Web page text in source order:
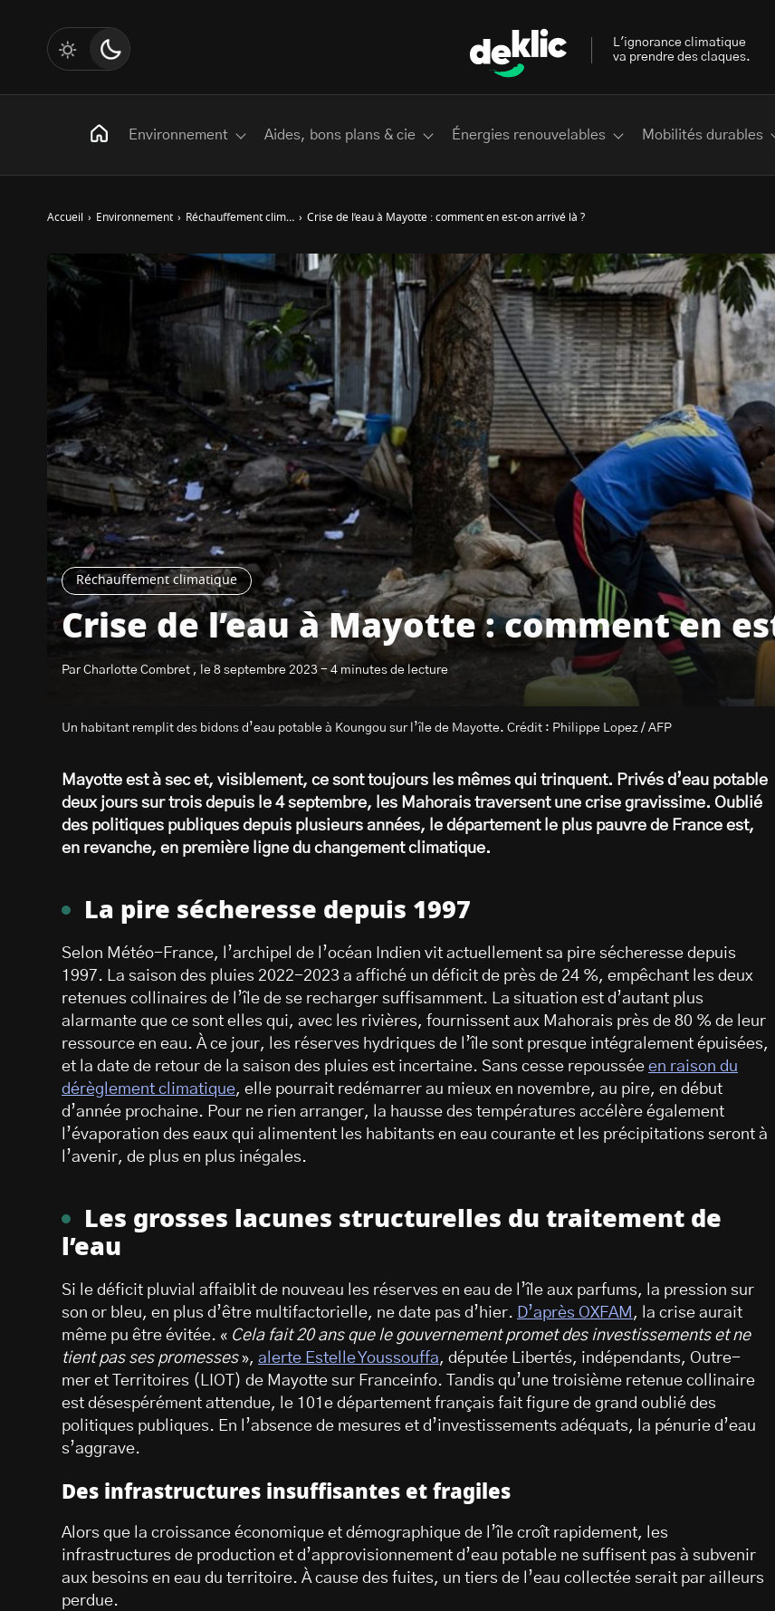
Réchauffement climatique
Crise de l’eau à Mayotte : comment en
Par Charlotte Combret , le 8 septembre 2023 - 4 minutes de lecture
Un habitant remplit des bidons d’eau potable à Koungou sur l’île de Mayotte. Crédit : Philippe Lopez / AFP
Accueil › Environnement › Réchauffement climatique › Crise de l’eau à Mayotte : comment en est-on arrivé là ?
Mayotte est à sec et, visiblement, ce sont toujours les mêmes qui trinquent. Privés d’eau potable
deux jours sur trois depuis le 4 septembre, les Mahorais traversent une crise gravissime. Oublié
des politiques publiques depuis plusieurs années, le département le plus pauvre de France est,
en revanche, en première ligne du changement climatique.
La pire sécheresse depuis 1997
Selon Météo-France, l’archipel de l’océan Indien vit actuellement sa pire sécheresse depuis
1997. La saison des pluies 2022-2023 a affiché un déficit de près de 24 %, empêchant les deux
retenues collinaires de l’île de se recharger suffisamment. La situation est d’autant plus
alarmante que ce sont elles qui, avec les rivières, fournissent aux Mahorais près de 80 % de leur
ressource en eau. À ce jour, les réserves hydriques de l’île sont presque intégralement épuisées,
et la date de retour de la saison des pluies est incertaine. Sans cesse repoussée en raison du
dérèglement climatique, elle pourrait redémarrer au mieux en novembre, au pire, en début
d’année prochaine. Pour ne rien arranger, la hausse des températures accélère également
l’évaporation des eaux qui alimentent les habitants en eau courante et les précipitations seront à
l’avenir, de plus en plus inégales.
Les grosses lacunes structurelles du traitement de
l’eau
Si le déficit pluvial affaiblit de nouveau les réserves en eau de l’île aux parfums, la pression sur
son or bleu, en plus d’être multifactorielle, ne date pas d’hier. D’après OXFAM , la crise aurait
même pu être évitée. « Cela fait 20 ans que le gouvernement promet des investissements et ne
tient pas ses promesses», alerte Estelle Youssouffa, députée Libertés, indépendants, Outre-
mer et Territoires (LIOT) de Mayotte sur Franceinfo. Tandis qu’une troisième retenue collinaire
est désespérément attendue, le 101e département français fait figure de grand oublié des
politiques publiques. En l’absence de mesures et d’investissements adéquats, la pénurie d’eau
s’aggrave.
Des infrastructures insuffisantes et fragiles
Alors que la croissance économique et démographique de l’île croît rapidement, les
infrastructures de production et d’approvisionnement d’eau potable ne suffisent pas à subvenir
aux besoins en eau du territoire. À cause des fuites, un tiers de l’eau collectée serait par ailleurs
perdue.
L'ignorance climatique
va prendre des claques.
Environnement Aides, bons plans & cie Énergies renouvelables Mobilités durables
Rechercher
Les mots clés les plus recherchés sur Deklic
Transition Écologique deklic kids interview Volte-face influenceur.se